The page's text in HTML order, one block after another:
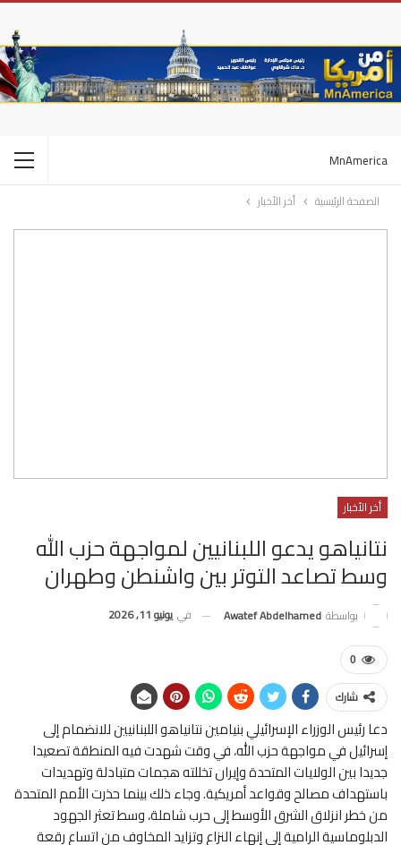
MnAmerica
الصفحة الرئيسية أخر الأخبار
أخر الأخبار
نتانياهو يدعو اللبنانيين لمواجهة حزب الله
وسط تصاعد التوتر بين واشنطن وطهران
بواسطة Awatef Abdelhamed في يونيو 11, 2026
0
شارك
دعا رئيس الوزراء الإسرائيلي بنيامين نتانياهو اللبنانيين للانضمام إلى
إسرائيل في مواجهة حزب الله، في وقت شهدت فيه المنطقة تصعيدا
جديدا بين الولايات المتحدة وإيران تخللته هجمات متبادلة وتهديدات
باستهداف مصالح وقواعد أمريكية. وجاء ذلك بينما حذرت الأمم المتحدة
من خطر انزلاق الشرق الأوسط إلى حرب شاملة، وسط تعثر الجهود
الدبلوماسية الرامية إلى إنهاء النزاع وتزايد المخاوف من اتساع رقعة